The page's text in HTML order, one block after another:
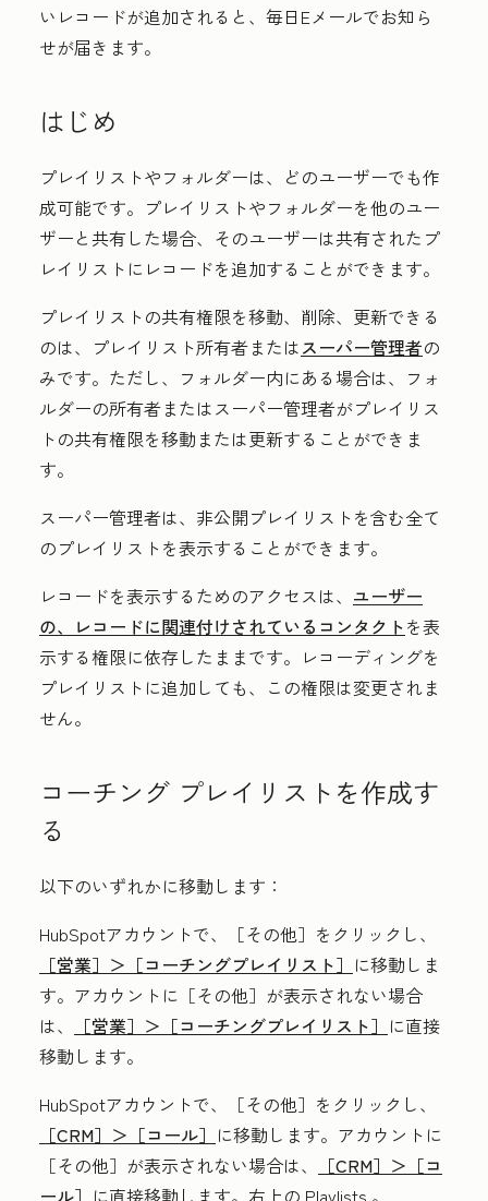
いレコードが追加されると、毎日Eメールでお知ら
せが届きます。
はじめ
プレイリストやフォルダーは、どのユーザーでも作
成可能です。 プレイリストやフォルダーを他のユー
ザーと共有した場合、そのユーザーは共有されたプ
レイリストにレコードを追加することができます。
プレイリストの共有権限を移動、削除、更新できる
のは、プレイリスト所有者またはスーパー管理者の
みです。ただし、フォルダー内にある場合は、フォ
ルダーの所有者またはスーパー管理者がプレイリス
トの共有権限を移動または更新することができま
す。
スーパー管理者は、非公開プレイリストを含む全て
のプレイリストを表示することができます。
レコードを表示するためのアクセスは、 ユーザー
の、レコードに関連付けされているコンタクトを表
示する権限に依存したままです。レコーディングを
プレイリストに追加しても、この権限は変更されま
せん。
コーチング プレイリストを作成す
る
以下のいずれかに移動します：
HubSpotアカウントで、
［その他］をクリックし、
［営業］＞ ［コーチングプレイリスト］ に移動しま
す。アカウントに ［その他］が表示されない場合
は、
［営業］＞ ［コーチングプレイリスト］ に直接
移動します。
HubSpotアカウントで、
［その他］をクリックし、
［CRM］＞ ［コール］ に移動します。アカウントに
［その他］が表示されない場合は、
［CRM］＞ ［コ
ール］ に直接移動します。右上の Playlists 。